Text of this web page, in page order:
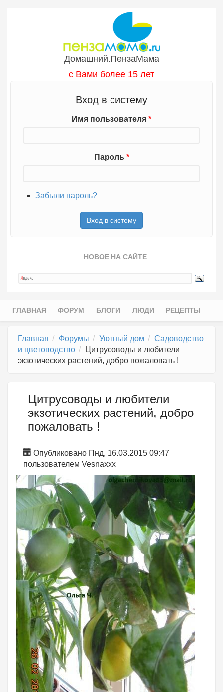
Домашний.ПензаМама
с Вами более 15 лет
Вход в систему
Имя пользователя *
Пароль *
Забыли пароль?
НОВОЕ НА САЙТЕ
Главное меню
ГЛАВНАЯ ФОРУМ БЛОГИ ЛЮДИ РЕЦЕПТЫ
Главная Форумы Уютный дом
Садоводство
и цветоводство
Цитрусоводы и любители
экзотических растений, добро пожаловать !
Цитрусоводы и любители
экзотических растений, добро
пожаловать !
Опубликовано Пнд, 16.03.2015 09:47
пользователем Vesnaxxx